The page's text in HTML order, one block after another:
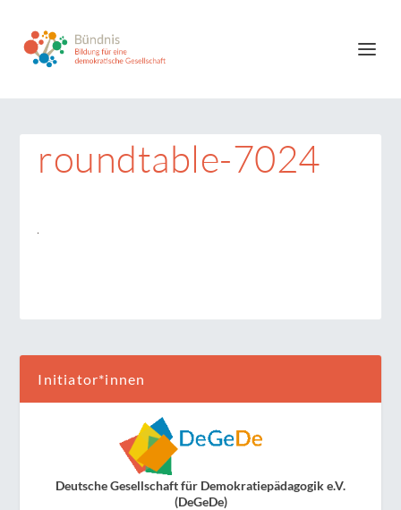
roundtable-7024
Initiator*innen
Deutsche Gesellschaft für Demokratiepädagogik e.V.
(DeGeDe)